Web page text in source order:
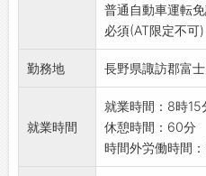
解体
バイオマス設備へ
廃棄品のトラッ
パック開け替え
普通自動車運転
必須(AT限定不可)
勤務地 長野県諏訪郡富
就業時間
就業時間：8時15
休憩時間：60分
時間外労働時間